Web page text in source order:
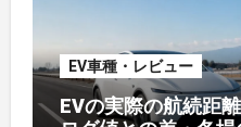
EV車種・レビュー
EVの実際の航続距